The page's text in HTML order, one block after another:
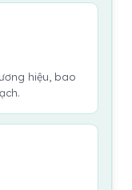
hiệu, bao